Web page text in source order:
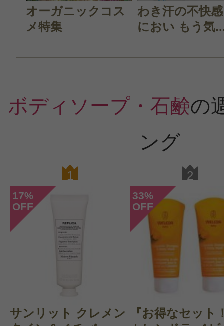
オーガニックコス
メ特集
わき汗の不快
におい もう気
ボディソープ・石鹸の
ング
1
17%
OFF
サンリット クレメン
2
33%
OFF
『お得なセット